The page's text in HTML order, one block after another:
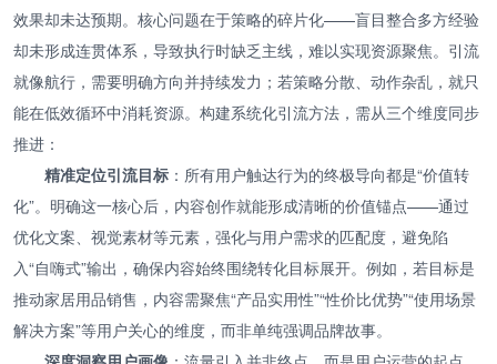
效果却未达预期。核心问题在于策略的碎片化——盲目整合多方经验
却未形成连贯体系，导致执行时缺乏主线，难以实现资源聚焦。引流
就像航行，需要明确方向并持续发力；若策略分散、动作杂乱，就只
能在低效循环中消耗资源。构建系统化引流方法，需从三个维度同步
推进：
精准定位引流目标 ：所有用户触达行为的终极导向都是“价值转
化”。明确这一核心后，内容创作就能形成清晰的价值锚点——通过
优化文案、视觉素材等元素，强化与用户需求的匹配度，避免陷
入“自嗨式”输出，确保内容始终围绕转化目标展开。例如，若目标是
推动家居用品销售，内容需聚焦“产品实用性”“性价比优势”“使用场景
解决方案”等用户关心的维度，而非单纯强调品牌故事。